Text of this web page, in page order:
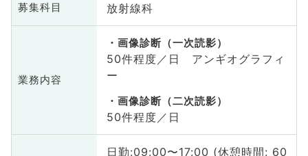
募集科目 放射線科
業務内容
画像診断（一次読影）
50件程度／日 アンギオグラフィ
ー
画像診断（二次読影）
50件程度／日
日勤:09:00〜17:00 (休憩時間: 60